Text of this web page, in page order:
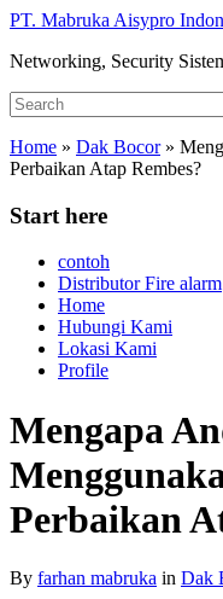
Skip
main
PT. Mabruka Aisypro
Networking, Security
Search
for:
Home » Dak Bocor»
Perbaikan Atap Rembes?
Start here
contoh
Distributor Fire alarm
Home
Hubungi Kami
Lokasi Kami
Profile
Mengapa
Perbaikan
By farhan mabruka in Dak